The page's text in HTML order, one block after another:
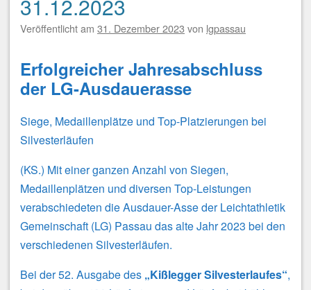
31.12.2023
Veröffentlicht am 31. Dezember 2023 von lgpassau
Erfolgreicher Jahresabschluss
der LG-Ausdauerasse
Siege, Medaillenplätze und Top-Platzierungen bei
Silvesterläufen
(KS.) Mit einer ganzen Anzahl von Siegen,
Medaillenplätzen und diversen Top-Leistungen
verabschiedeten die Ausdauer-Asse der Leichtathletik
Gemeinschaft (LG) Passau das alte Jahr 2023 bei den
verschiedenen Silvesterläufen.
Bei der 52. Ausgabe des „Kißlegger Silvesterlaufes“,